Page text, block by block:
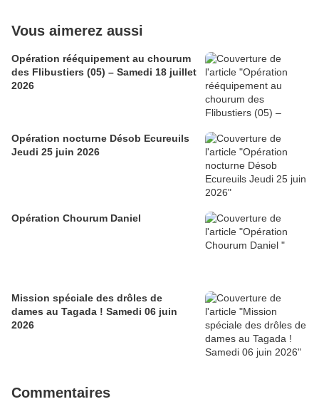
Vous aimerez aussi
Opération rééquipement au chourum
des Flibustiers (05) – Samedi 18 juillet
2026
Opération nocturne Désob Ecureuils
Jeudi 25 juin 2026
Opération Chourum Daniel
Mission spéciale des drôles de
dames au Tagada ! Samedi 06 juin
2026
Commentaires